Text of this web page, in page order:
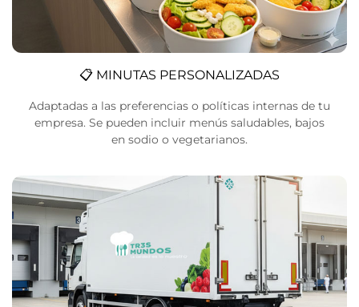
📋 MINUTAS PERSONALIZADAS
Adaptadas a las preferencias o políticas internas de tu
empresa. Se pueden incluir menús saludables, bajos
en sodio o vegetarianos.